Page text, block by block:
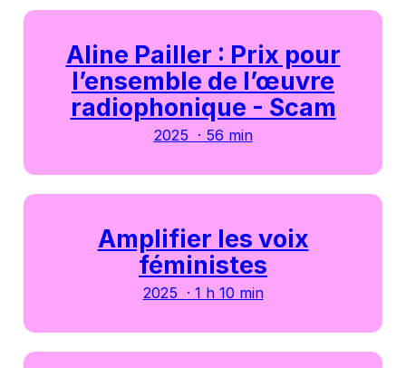
Aline Pailler : Prix pour
l’ensemble de l’œuvre
radiophonique - Scam
2025 · 56 min
Amplifier les voix
féministes
2025 · 1 h 10 min